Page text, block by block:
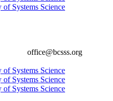
office@bcsss.org